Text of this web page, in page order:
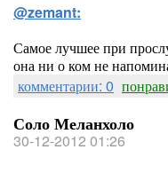
@zemant:
Самое лучшее при
она ни о ком не
комментарии: 0
Соло Меланхоло
30-12-2012 01:26